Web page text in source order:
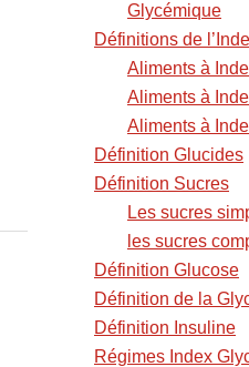
Glycémique
Définitions de
Aliments à
Aliments à
Aliments à
Définition Glucides
Définition Sucres
Les sucres
les sucres
Définition Glucose
Définition de la
Définition Insuline
Régimes Index